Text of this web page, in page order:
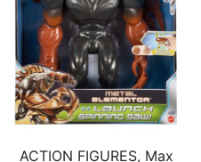
ACTION FIGURES, Max